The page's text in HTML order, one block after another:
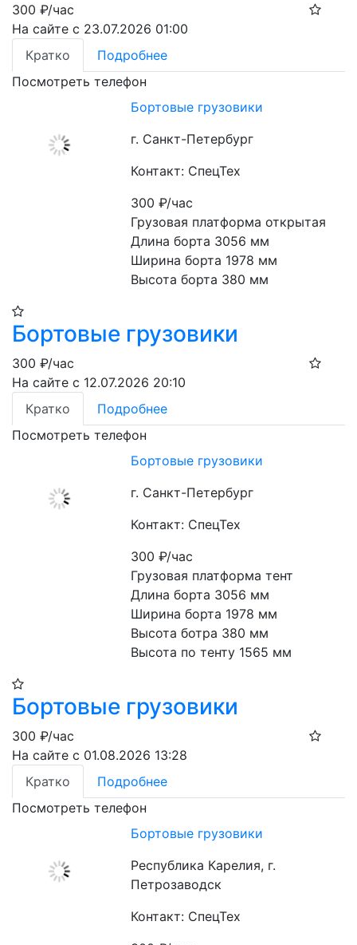
300 ₽/час
На сайте с 23.07.2026 01:00
Кратко
Подробнее
Посмотреть телефон
Бортовые грузовики
г. Санкт-Петербург
Контакт: СпецТех
300₽/час
Грузовая платформа открытая
Длина борта 3056 мм
Ширина борта 1978 мм
Высота борта 380 мм
Бортовые грузовики
300 ₽/час
На сайте с 12.07.2026 20:10
Кратко
Подробнее
Посмотреть телефон
Бортовые грузовики
г. Санкт-Петербург
Контакт: СпецТех
300₽/час
Грузовая платформа тент
Длина борта 3056 мм
Ширина борта 1978 мм
Высота ботра 380 мм
Высота по тенту 1565 мм
Бортовые грузовики
300 ₽/час
На сайте с 01.08.2026 13:28
Кратко
Подробнее
Посмотреть телефон
Бортовые грузовики
Республика Карелия, г.
Петрозаводск
Контакт: СпецТех